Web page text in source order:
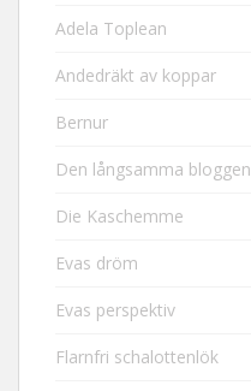
Adela Toplean
Andedräkt av koppar
Bernur
Den långsamma bloggen
Die Kaschemme
Evas dröm
Evas perspektiv
Flarnfri schalottenlök